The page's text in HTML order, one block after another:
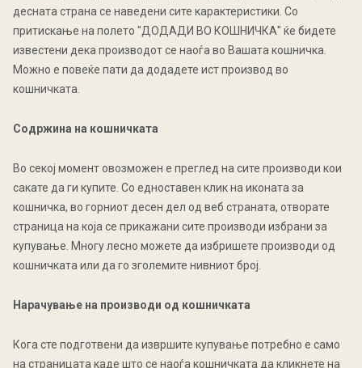
десната страна се наведени сите карактеристики. Со
притискање на полето "ДОДАДИ ВО КОШНИЧКА" ќе бидете
известени дека производот се наоѓа во Вашата кошничка.
Можно е повеќе пати да додадете ист производ во
кошничката.
Содржина на кошничката
Во секој момент овозможен е преглед на сите производи кои
сакате да ги купите. Со едноставен клик на иконата за
кошничка, во горниот десен дел од веб страната, отворате
страница на која се прикажани сите производи избрани за
купување. Многу лесно можете да избришете производи од
кошничката или да го зголемите нивниот број.
Нарачување на производи од кошничката
Кога сте подготвени да извршите купување потребно е само
на страницата каде што се наоѓа кошничката да кликнете на